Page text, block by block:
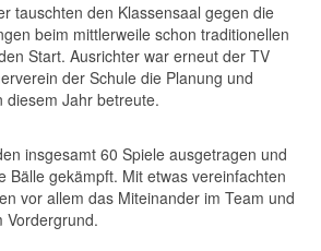
tauschten den Klassensaal gegen die
beim mittlerweile schon traditionellen
Start. Ausrichter war erneut der TV
der Schule die Planung und
diesem Jahr betreute.
insgesamt 60 Spiele ausgetragen und
Bälle gekämpft. Mit etwas vereinfachten
vor allem das Miteinander im Team und
Vordergrund.